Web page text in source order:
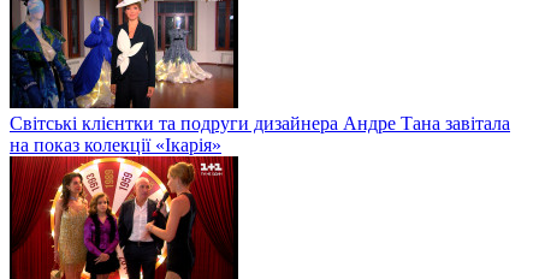
Світські клієнтки та подруги дизайнера Андре Тана завітала
на показ колекції «Ікарія»